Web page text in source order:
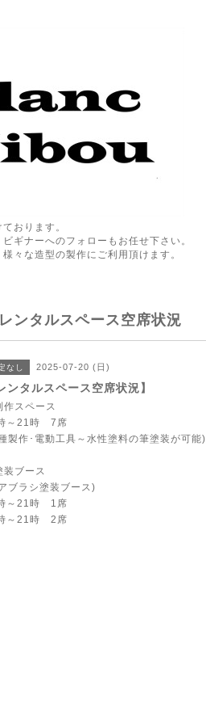
おります。
ギナーへのフォローもお任せ下さい。
々な造型の製作にご利用頂けます。
ンタルスペース空席状況
なし 2025-07-20 (日)
ンタルスペース空席状況】
スペース
～21時 7席
製作･電動工具～水性塗料の筆塗装が可能)
装ブース
ブラシ塗装ブース)
～21時 1席
～21時 2席